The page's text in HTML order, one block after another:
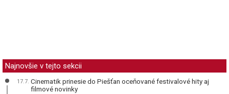
Najnovšie v tejto sekcii
17.7. Cinematik prinesie do Piešťan oceňované festivalové hity aj
filmové novinky